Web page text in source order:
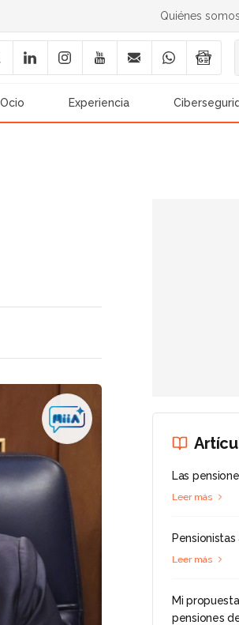
Quiénes somos
Ocio Experiencia
Las
Leer más
Leer más
Mi
pensiones